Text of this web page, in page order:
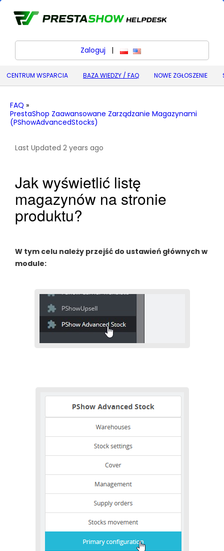
Zaloguj | polskiEnglish (United States)
CENTRUM WSPARCIA BAZA WIEDZY / FAQ NOWE ZGŁOSZENIE
FAQ »
PrestaShop Zaawansowane Zarządzanie Magazynami
(PShowAdvancedStocks)
Last Updated 2 years ago
Jak wyświetlić listę
magazynów na stronie
produktu?
W tym celu należy przejść do ustawień głównych w
module: